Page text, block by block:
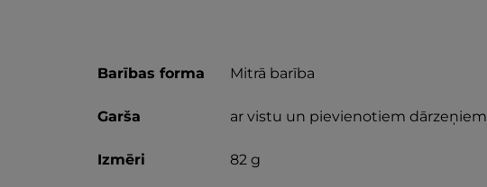
Barības forma Mitrā barība
Garša ar vistu un pievienotiem dārzeņiem
Izmēri 82 g